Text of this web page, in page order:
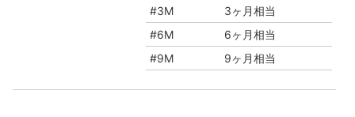
#3M
3ヶ月相当
#6M
6ヶ月相当
#9M
9ヶ月相当